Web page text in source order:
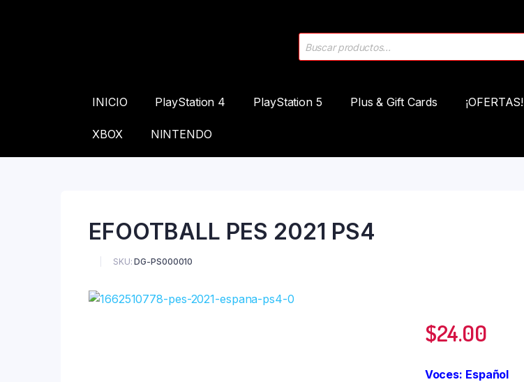
INICIO PlayStation 4 PlayStation 5 Plus & Gift Cards ¡OFERTAS!
XBOX NINTENDO
EFOOTBALL PES 2021 PS4
SKU: DG-PS000010
$24.00
Voces: Español